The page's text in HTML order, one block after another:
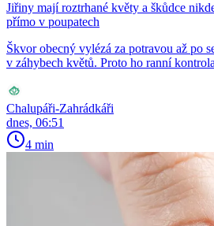
Jiřiny mají roztrhané květy a škůdce
přímo v poupatech
Škvor obecný vylézá za potravou až po
v záhybech květů. Proto ho ranní
Chalupáři-Zahrádkáři
dnes, 06:51
4 min